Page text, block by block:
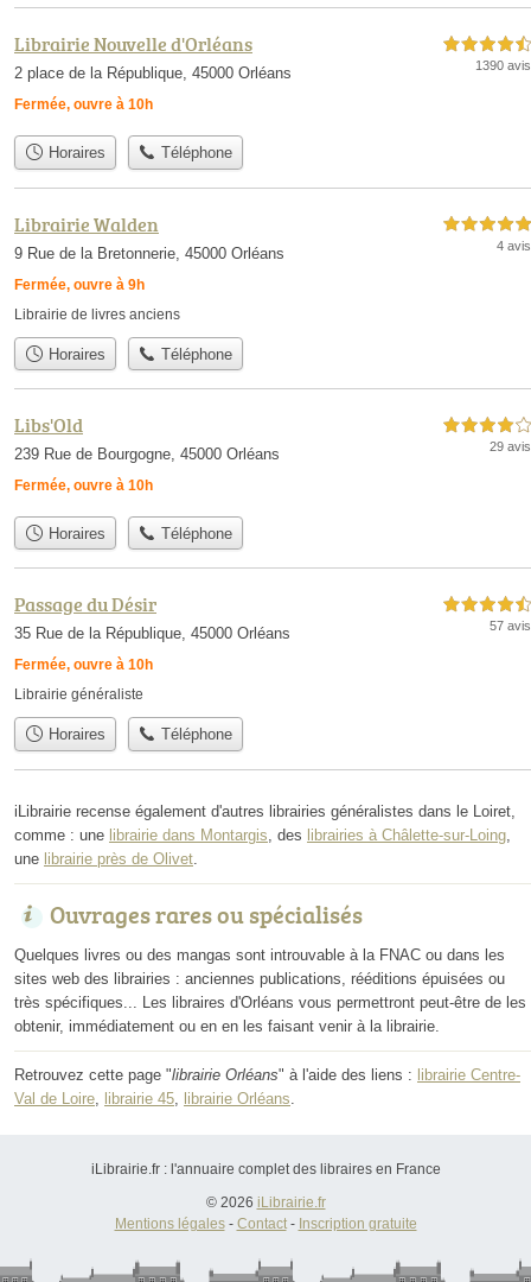
Librairie Nouvelle d'Orléans
2 place de la République, 45000 Orléans
Fermée, ouvre à 10h
4,5 étoiles sur 5
1390 avis
Horaires Téléphone
Librairie Walden
9 Rue de la Bretonnerie, 45000 Orléans
Fermée, ouvre à 9h
5,0 étoiles sur 5
4 avis
Librairie de livres anciens
Horaires Téléphone
Libs'Old
239 Rue de Bourgogne, 45000 Orléans
Fermée, ouvre à 10h
4,0 étoiles sur 5
29 avis
Horaires Téléphone
Passage du Désir
35 Rue de la République, 45000 Orléans
Fermée, ouvre à 10h
4,5 étoiles sur 5
57 avis
Librairie généraliste
Horaires Téléphone
iLibrairie recense également d'autres librairies généralistes dans le Loiret,
comme : une librairie dans Montargis , des librairies à Châlette-sur-Loing
une librairie près de Olivet
Ouvrages rares ou spécialisés
Quelques livres ou des mangas sont introuvable à la FNAC ou dans les
sites web des librairies : anciennes publications, rééditions épuisées ou
très spécifiques... Les libraires d'Orléans vous permettront peut-être de les
obtenir, immédiatement ou en en les faisant venir à la librairie.
Retrouvez cette page "librairie Orléans" à l'aide des liens : librairie Centre-
Val de Loire librairie 45 librairie Orléans
iLibrairie.fr : l'annuaire complet des libraires en France
© 2026 iLibrairie.fr
Mentions légales- Contact- Inscription gratuite